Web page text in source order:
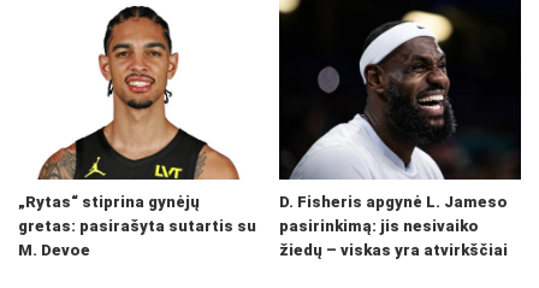
„Rytas“ stiprina gynėjų
gretas: pasirašyta sutartis su
M. Devoe
D. Fisheris apgynė L. Jameso
pasirinkimą: jis nesivaiko
žiedų – viskas yra atvirkščiai